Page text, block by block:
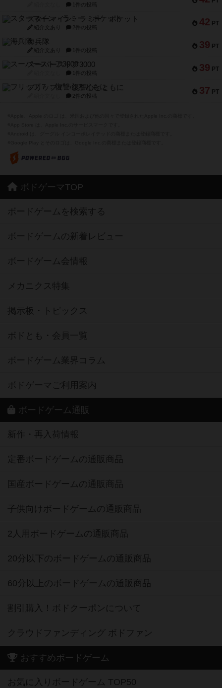
1件の投稿
42 PT
スターマイン・ラミー ポケット
紹介文あり 2件の投稿
39 PT
海兵隊
紹介文あり 1件の投稿
39 PT
スーパーストア3000
1件の投稿
37 PT
フリップ７：復讐心とともに
2件の投稿
ボドゲーマTOP
ボードゲームを検索する
ボードゲームの新着レビュー
ボードゲーム会情報
メカニクス特集
掲示板・トピックス
ボドとも・会員一覧
ボードゲーム業界コラム
ボドゲーマご利用案内
ボードゲーム通販
新作・再入荷情報
定番ボードゲームの通販商品
国産ボードゲームの通販商品
子供向けボードゲームの通販商品
2人用ボードゲームの通販商品
20分以下のボードゲームの通販商品
60分以上のボードゲームの通販商品
割引購入！ボドクーポンについて
クラウドファンディング ボドファン
おすすめボードゲーム
お気に入りボードゲーム TOP50